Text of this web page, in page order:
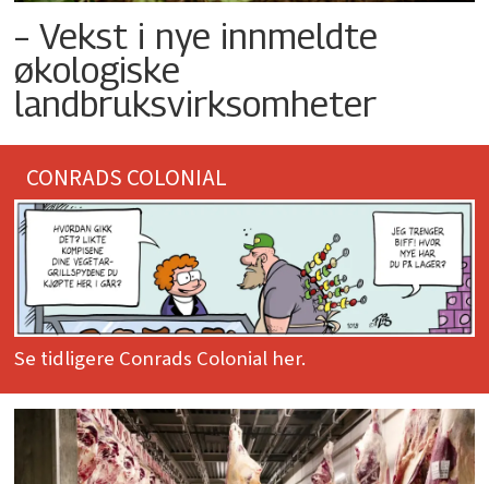
– Vekst i nye innmeldte
økologiske
landbruksvirksomheter
CONRADS COLONIAL
Se tidligere Conrads Colonial her.